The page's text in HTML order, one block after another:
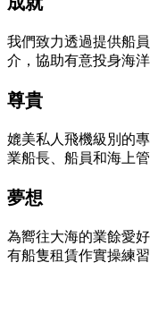
我們致力透過提供船
介，協助有意投身海
尊貴
媲美私人飛機級別的
業船長、船員和海上管
夢想
為嚮往大海的業餘愛
有船隻租賃作實操練